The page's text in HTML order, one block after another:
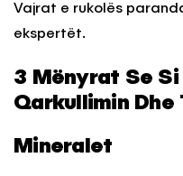
Vajrat e rukolës
ekspertët.
3 Mënyrat Se
Qarkullimin Dhe
Mineralet